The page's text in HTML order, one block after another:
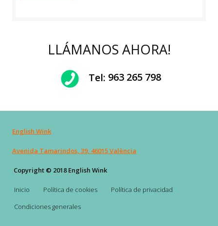
LLÁMANOS AHORA!
Tel: 963 265 798
English Wink
Avenida Tamarindos, 39, 46015 València
Copyright © 2018 English Wink
Inicio Política de cookies
Política de privacidad
Condiciones generales